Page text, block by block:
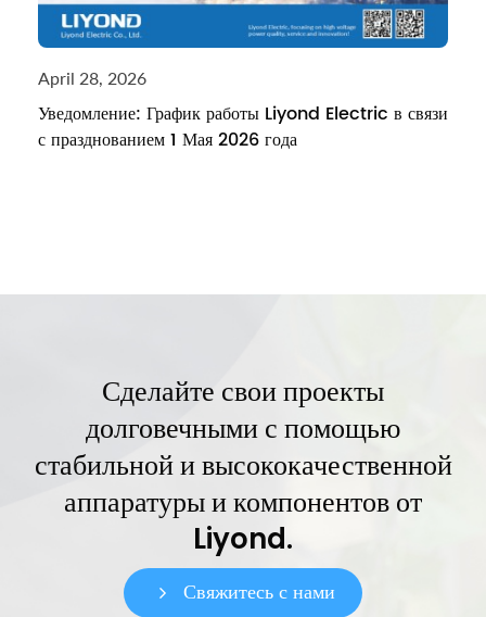
April 28, 2026
Уведомление: График работы Liyond Electric в связи
с празднованием 1 Мая 2026 года
Сделайте свои проекты
долговечными с помощью
стабильной и высококачественной
аппаратуры и компонентов от
Liyond.
Свяжитесь с нами